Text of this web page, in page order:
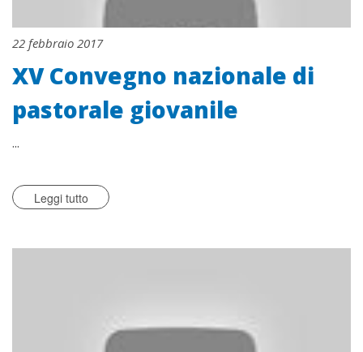
22 febbraio 2017
XV Convegno nazionale di
pastorale giovanile
...
Leggi tutto